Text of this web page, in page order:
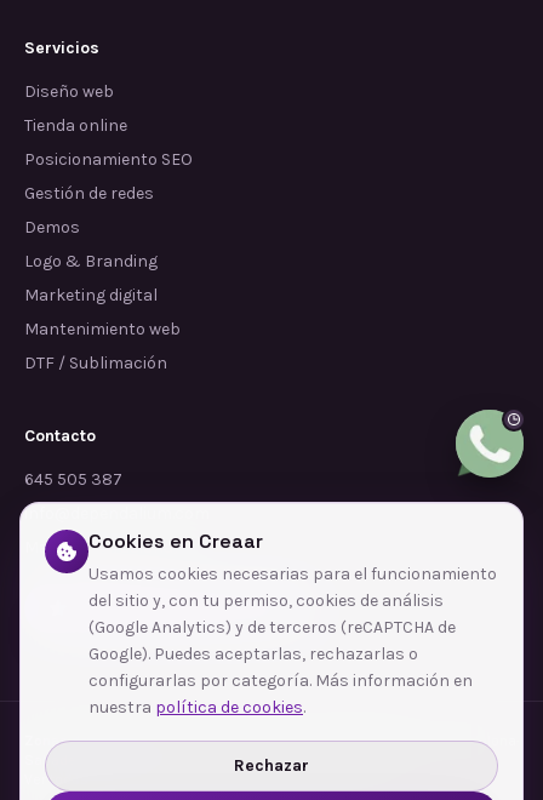
Servicios
Diseño web
Tienda online
Posicionamiento SEO
Gestión de redes
Demos
Logo & Branding
Marketing digital
Mantenimiento web
DTF / Sublimación
Contacto
645 505 387
info@dependalium.com
Mataró (Barcelona)
Déjanos tu reseña en Google
Zonas de cobertura·Barcelona·L'Hospitalet de Llobregat·Terrassa·Badalona
Sabadell
Santa Coloma de Gramenet
Ver todas las zonas →
Cookies en Creaar
Usamos cookies necesarias para el funcionamiento
del sitio y, con tu permiso, cookies de análisis
(Google Analytics) y de terceros (reCAPTCHA de
Google). Puedes aceptarlas, rechazarlas o
configurarlas por categoría. Más información en
nuestra política de cookies.
Rechazar